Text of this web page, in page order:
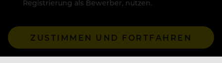
Registrierung als Bewerber, nutzen.
ZUSTIMMEN UND FORTFAHREN